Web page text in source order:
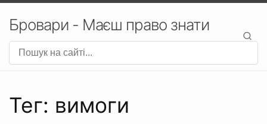
Бровари - Маєш право знати
Тег: вимоги